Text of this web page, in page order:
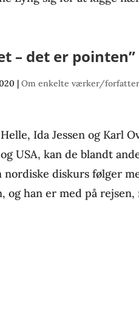
– det er pointen”
|Om enkelte værker/
Ida Jessen og Karl
USA, kan de blandt
diskurs følger
og han er med på